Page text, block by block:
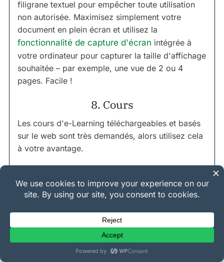
filigrane textuel pour empêcher toute utilisation
non autorisée. Maximisez simplement votre
document en plein écran et utilisez la
fonctionnalité de capture d'écran intégrée à
votre ordinateur pour capturer la taille d'affichage
souhaitée – par exemple, une vue de 2 ou 4
pages. Facile !
8. Cours
Les cours d'e-Learning téléchargeables et basés
sur le web sont très demandés, alors utilisez cela
à votre avantage.
encore plus quand il s'agit de choses gratuites
très demandées ! Vous pouvez offrir un segment
proposition de valeur très claire dès le départ :
quels avantages vos clients recevront-ils
lorsqu'ils achèteront et continueront votre cours ?